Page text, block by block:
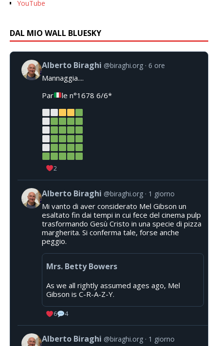
YouTube
DAL MIO WALL BLUESKY
Alberto Biraghi @biraghi.org 6 ore
Mannaggia....
Par
le n°1678 6/6*
2
Alberto Biraghi @biraghi.org 1 giorno
Mi vanto di aver considerato Mel Gibson un
esaltato fin dai tempi in cui fece del cinema pulp
trasformando Gesù Cristo in una specie di pizza
margherita. Si conferma tale, forse anche
peggio.
Mrs. Betty Bowers
As we all rightly assumed ages ago, Mel
Gibson is C-R-A-Z-Y.
6 4
Alberto Biraghi @biraghi.org 1 giorno